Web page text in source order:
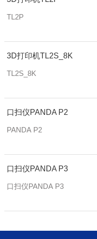
TL2P
3D打印机TL2S_8K
TL2S_8K
口扫仪PANDA P2
PANDA P2
口扫仪PANDA P3
口扫仪PANDA P3